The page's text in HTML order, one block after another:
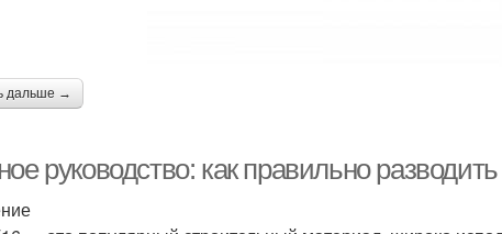
дальше →
руководство: как правильно